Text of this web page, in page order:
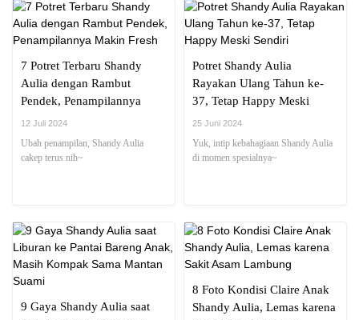
7 Potret Terbaru Shandy
Aulia dengan Rambut
Pendek, Penampilannya
Makin Fresh
12 Juli 2024
Ubah penampilan, Shandy Aulia
cakep terus nih~
Potret Shandy Aulia
Rayakan Ulang Tahun ke-
37, Tetap Happy Meski
Sendiri
25 Juni 2024
Yuk, intip kebahagiaan Shandy Aulia
di momen spesialnya~
9 Gaya Shandy Aulia saat
8 Foto Kondisi Claire Anak
Shandy Aulia, Lemas karena